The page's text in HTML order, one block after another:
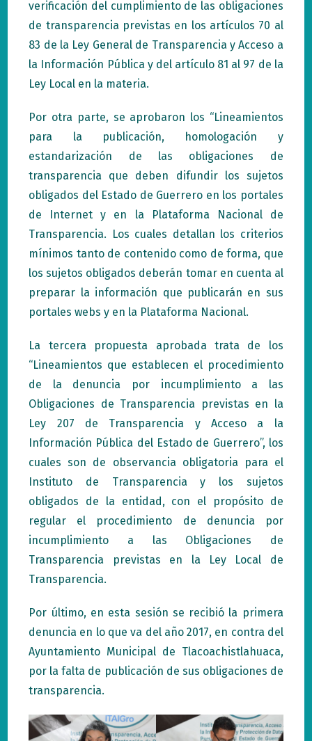
verificación del cumplimiento de las obligaciones
de transparencia previstas en los artículos 70 al
83 de la Ley General de Transparencia y Acceso a
la Información Pública y del artículo 81 al 97 de la
Ley Local en la materia.
Por otra parte, se aprobaron los “Lineamientos
para la publicación, homologación y
estandarización de las obligaciones de
transparencia que deben difundir los sujetos
obligados del Estado de Guerrero en los portales
de Internet y en la Plataforma Nacional de
Transparencia. Los cuales detallan los criterios
mínimos tanto de contenido como de forma, que
los sujetos obligados deberán tomar en cuenta al
preparar la información que publicarán en sus
portales webs y en la Plataforma Nacional.
La tercera propuesta aprobada trata de los
“Lineamientos que establecen el procedimiento
de la denuncia por incumplimiento a las
Obligaciones de Transparencia previstas en la
Ley 207 de Transparencia y Acceso a la
Información Pública del Estado de Guerrero”, los
cuales son de observancia obligatoria para el
Instituto de Transparencia y los sujetos
obligados de la entidad, con el propósito de
regular el procedimiento de denuncia por
incumplimiento a las Obligaciones de
Transparencia previstas en la Ley Local de
Transparencia.
Por último, en esta sesión se recibió la primera
denuncia en lo que va del año 2017, en contra del
Ayuntamiento Municipal de Tlacoachistlahuaca,
por la falta de publicación de sus obligaciones de
transparencia.